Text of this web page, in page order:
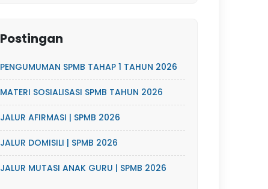
Postingan
PENGUMUMAN SPMB TAHAP 1 TAHUN 2026
MATERI SOSIALISASI SPMB TAHUN 2026
JALUR AFIRMASI | SPMB 2026
JALUR DOMISILI | SPMB 2026
JALUR MUTASI ANAK GURU | SPMB 2026